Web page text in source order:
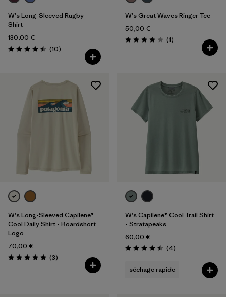
W's Long-Sleeved Rugby
Shirt
130,00 €
Évaluation: 4.5 / 5
(10Avis
)
W's Great Waves Ringer Tee
50,00 €
Évaluation: 4.0 / 5
(1Avis
)
W's Long-Sleeved Capilene®
Cool Daily Shirt - Boardshort
Logo
70,00 €
Évaluation: 5.0 / 5
(3Avis
)
W's Capilene® Cool Trail Shirt
- Stratapeaks
60,00 €
Évaluation: 4.5 / 5
(4Avis
)
séchage rapide